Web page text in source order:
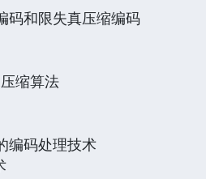
码和限失真压缩编码
缩算法
编码处理技术